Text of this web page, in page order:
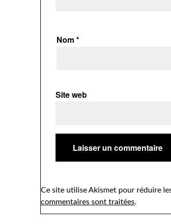
Nom*
Site web
Ce site utilise Akismet pour réduire
commentaires sont traitées.